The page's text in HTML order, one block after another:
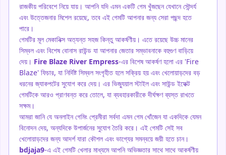
রাজকীয় পরিবেশে নিয়ে যায়। আপনি যদি এমন একটি গেম খুঁজছেন যেখানে সৌন্দর্য
এবং উত্তেজনার মিশেল রয়েছে, তবে এই গেমটি আপনার জন্য সেরা পছন্দ হতে
পারে।
গেমটির মূল মেকানিক্স অত্যন্ত সহজ কিন্তু আকর্ষণীয়। এতে রয়েছে উচ্চ মানের
সিম্বল এবং বিশেষ বোনাস রাউন্ড যা আপনার জেতার সম্ভাবনাকে বহুগুণ বাড়িয়ে
দেয়। Fire Blaze River Empress-এর বিশেষ আকর্ষণ হলো এর 'Fire
Blaze' ফিচার, যা নির্দিষ্ট সিম্বল সংগৃহীত হলে সক্রিয় হয় এবং খেলোয়াড়দের বড়
ধরনের জ্যাকপটের সুযোগ করে দেয়। এর ভিজ্যুয়াল স্টাইল এবং সাউন্ড ইফেক্ট
গেমটিকে আরও প্রাণবন্ত করে তোলে, যা ব্যবহারকারীকে দীর্ঘক্ষণ ব্যস্ত রাখতে
সক্ষম।
আমরা জানি যে অনলাইন গেমিং প্রেমীরা সর্বদা এমন গেম খোঁজেন যা একদিকে যেমন
বিনোদন দেয়, অন্যদিকে উপার্জনের সুযোগ তৈরি করে। এই গেমটি সেই সব
খেলোয়াড়দের জন্য আদর্শ যারা কৌশল এবং ভাগ্যের সমন্বয়ে জয়ী হতে চান।
bdjaja9-এ এই গেমটি খেলার মাধ্যমে আপনি অভিজ্ঞতার সাথে সাথে আকর্ষণীয়